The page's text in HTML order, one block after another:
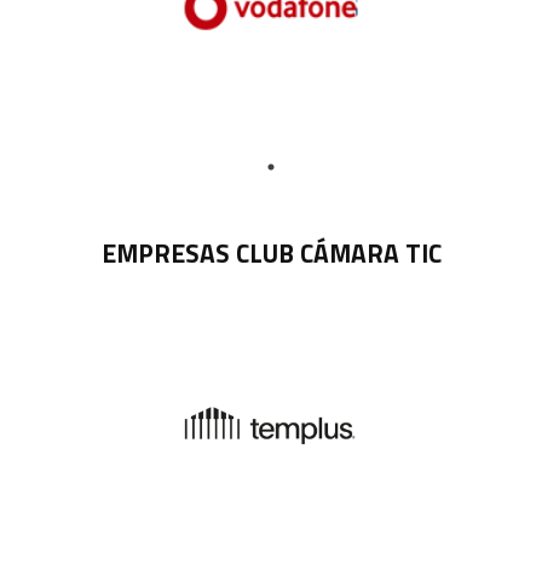
EMPRESAS CLUB CÁMARA TIC